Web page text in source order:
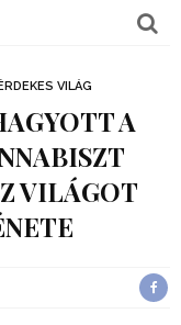
VILÁG
A
VILÁGOT